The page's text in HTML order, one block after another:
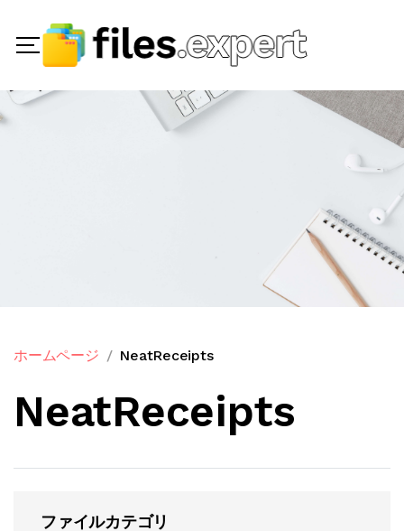
ホームページ NeatReceipts
NeatReceipts
ファイルカテゴリ